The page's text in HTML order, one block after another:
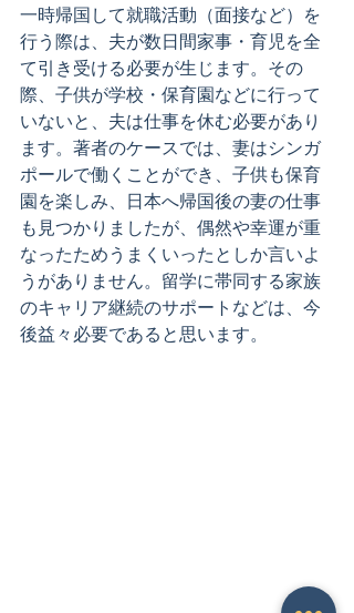
一時帰国して就職活動（面接など）を
行う際は、夫が数日間家事・育児を全
て引き受ける必要が生じます。その
際、子供が学校・保育園などに行って
いないと、夫は仕事を休む必要があり
ます。著者のケースでは、妻はシンガ
ポールで働くことができ、子供も保育
園を楽しみ、日本へ帰国後の妻の仕事
も見つかりましたが、偶然や幸運が重
なったためうまくいったとしか言いよ
うがありません。留学に帯同する家族
のキャリア継続のサポートなどは、今
後益々必要であると思います。